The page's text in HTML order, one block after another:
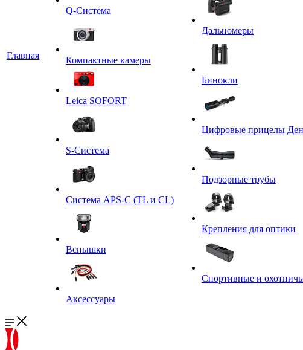
Главная
Q-Cистема
Компактные камеры
Leica SOFORT
S-Система
Система APS-C (TL и CL)
Вспышки
Аксессуары
Дальномеры
Бинокли
Цифровые прицелы
Подзорные трубы
Крепления для оптики
Спортивные и